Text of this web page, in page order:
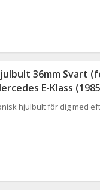
36mm Svart
E-Klass
hjulbult för dig med